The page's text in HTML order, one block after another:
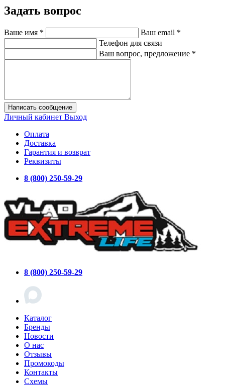
Задать вопрос
Ваше имя * Ваш email *
Телефон для связи
Ваш вопрос, предложение *
Написать сообщение
Личный кабинет Выход
Оплата
Доставка
Гарантия и возврат
Реквизиты
8 (800) 250-59-29
8 (800) 250-59-29
Каталог
Бренды
Новости
О нас
Отзывы
Промокоды
Контакты
Схемы